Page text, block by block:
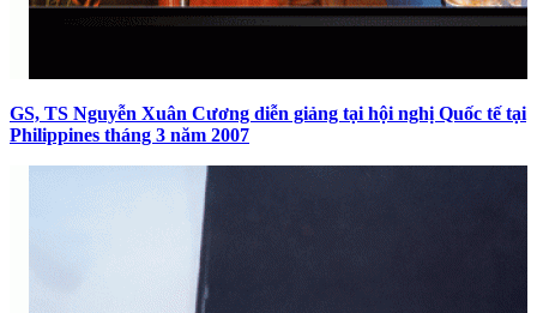
GS, TS Nguyễn Xuân Cương diễn giảng tại hội nghị Quốc tế tại
Philippines tháng 3 năm 2007